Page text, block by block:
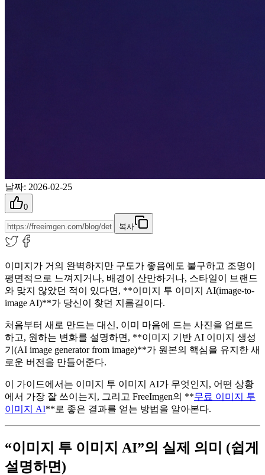
날짜: 2026-02-25
0
복사
이미지가 거의 완벽하지만 구도가 좋음에도 불구하고 조명이
평면적으로 느껴지거나, 배경이 산만하거나, 스타일이 브랜드
와 맞지 않았던 적이 있다면, **이미지 투 이미지 AI(image-to-
image AI)**가 당신이 찾던 지름길이다.
처음부터 새로 만드는 대신, 이미 마음에 드는 사진을 업로드
하고, 원하는 변화를 설명하면, **이미지 기반 AI 이미지 생성
기(AI image generator from image)**가 원본의 핵심을 유지한 새
로운 버전을 만들어준다.
이 가이드에서는 이미지 투 이미지 AI가 무엇인지, 어떤 상황
에서 가장 잘 쓰이는지, 그리고 FreeImgen의 **무료 이미지 투
이미지 AI**로 좋은 결과를 얻는 방법을 알아본다.
“이미지 투 이미지 AI”의 실제 의미 (쉽게
설명하면)